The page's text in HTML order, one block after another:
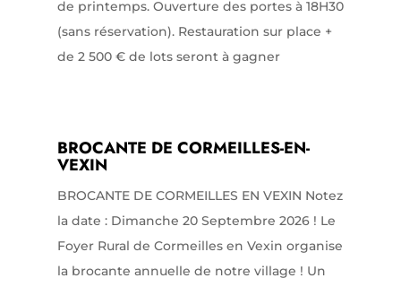
de printemps. Ouverture des portes à 18H30
(sans réservation). Restauration sur place +
de 2 500 € de lots seront à gagner
BROCANTE DE CORMEILLES-EN-
VEXIN
BROCANTE DE CORMEILLES EN VEXIN Notez
la date : Dimanche 20 Septembre 2026 ! Le
Foyer Rural de Cormeilles en Vexin organise
la brocante annuelle de notre village ! Un